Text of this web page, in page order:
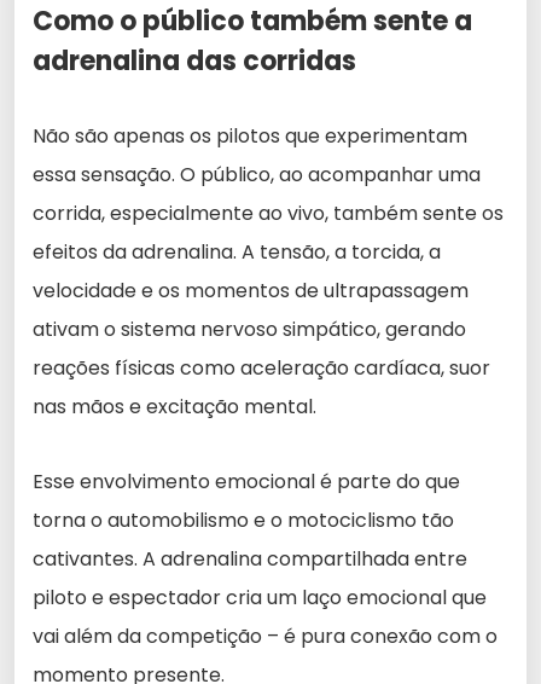
Como o público também sente a
adrenalina das corridas
Não são apenas os pilotos que experimentam
essa sensação. O público, ao acompanhar uma
corrida, especialmente ao vivo, também sente os
efeitos da adrenalina. A tensão, a torcida, a
velocidade e os momentos de ultrapassagem
ativam o sistema nervoso simpático, gerando
reações físicas como aceleração cardíaca, suor
nas mãos e excitação mental.
Esse envolvimento emocional é parte do que
torna o automobilismo e o motociclismo tão
cativantes. A adrenalina compartilhada entre
piloto e espectador cria um laço emocional que
vai além da competição – é pura conexão com o
momento presente.